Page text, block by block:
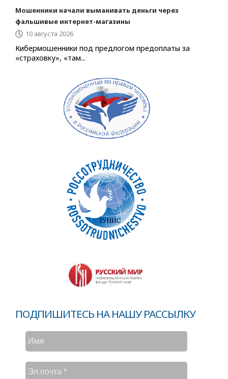
Мошенники начали выманивать деньги через
фальшивые интернет-магазины
10 августа 2026
Кибермошенники под предлогом предоплаты за
«страховку», «там...
ПОДПИШИТЕСЬ НА НАШУ РАССЫЛКУ